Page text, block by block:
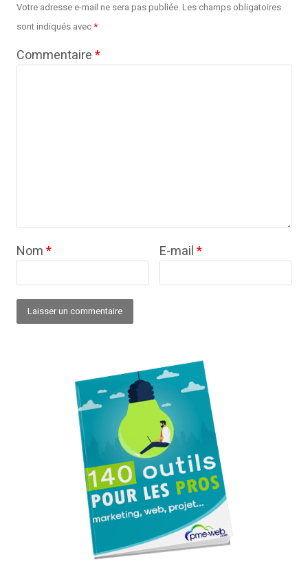
Votre adresse e-mail ne sera pas publiée.Les champs obligatoires
sont indiqués avec*
Commentaire*
Nom* E-mail*